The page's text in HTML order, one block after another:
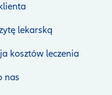
lekarską
kosztów leczenia
nas